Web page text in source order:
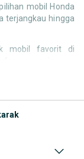
mobil Honda
terjangkau hingga
mobil favorit di
Tidak heran jika